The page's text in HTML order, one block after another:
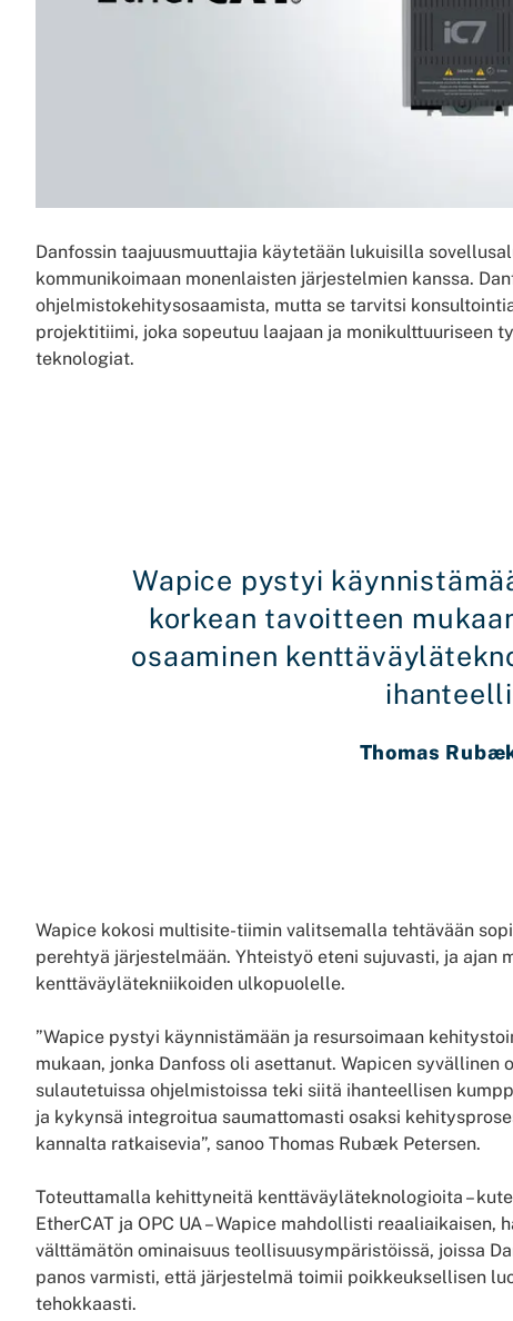
Danfossin taajuusmuuttajia käytetään lukuisilla
kommunikoimaan monenlaisten järjestelmien kanssa.
ohjelmistokehitysosaamista, mutta se tarvitsi
projektitiimi, joka sopeutuu laajaan ja monikulttuuriseen
teknologiat.
Wapice pystyi
korkean tavoitteen
osaaminen
Thomas
Wapice kokosi multisite-tiimin valitsemalla tehtävään
perehtyä järjestelmään. Yhteistyö eteni sujuvasti, ja ajan
kenttäväylätekniikoiden ulkopuolelle.
”Wapice pystyi käynnistämään ja resursoimaan
mukaan, jonka Danfoss oli asettanut. Wapicen
sulautetuissa ohjelmistoissa teki siitä ihanteellisen
ja kykynsä integroitua saumattomasti osaksi
kannalta ratkaisevia”, sanoo Thomas Rubæk Petersen.
Toteuttamalla kehittyneitä kenttäväyläteknologioita –
EtherCAT ja OPC UA – Wapice mahdollisti reaaliaikaisen,
välttämätön ominaisuus teollisuusympäristöissä, joissa
panos varmisti, että järjestelmä toimii poikkeuksellisen
tehokkaasti.